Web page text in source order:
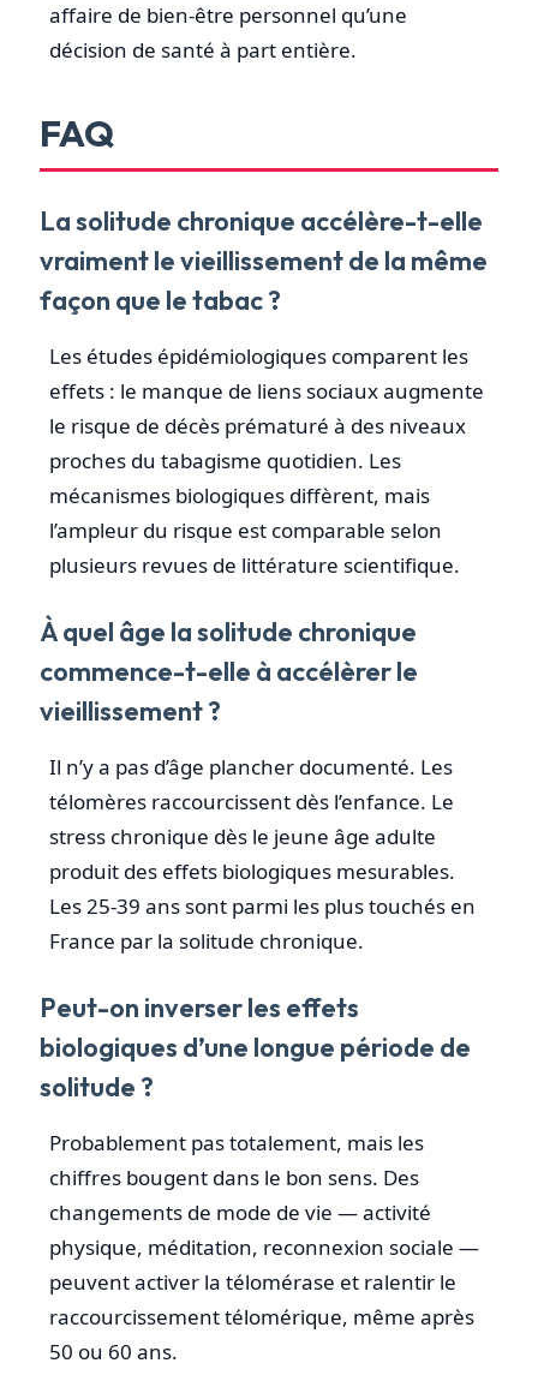
affaire de bien-être personnel qu’une
décision de santé à part entière.
FAQ
La solitude chronique accélère-t-elle
vraiment le vieillissement de la même
façon que le tabac ?
Les études épidémiologiques comparent les
effets : le manque de liens sociaux augmente
le risque de décès prématuré à des niveaux
proches du tabagisme quotidien. Les
mécanismes biologiques diffèrent, mais
l’ampleur du risque est comparable selon
plusieurs revues de littérature scientifique.
À quel âge la solitude chronique
commence-t-elle à accélèrer le
vieillissement ?
Il n’y a pas d’âge plancher documenté. Les
télomères raccourcissent dès l’enfance. Le
stress chronique dès le jeune âge adulte
produit des effets biologiques mesurables.
Les 25-39 ans sont parmi les plus touchés en
France par la solitude chronique.
Peut-on inverser les effets
biologiques d’une longue période de
solitude ?
Probablement pas totalement, mais les
chiffres bougent dans le bon sens. Des
changements de mode de vie — activité
physique, méditation, reconnexion sociale —
peuvent activer la télomérase et ralentir le
raccourcissement télomérique, même après
50 ou 60 ans.